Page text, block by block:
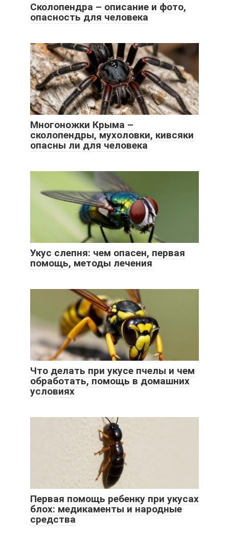
Сколопендра – описание и фото,
опасность для человека
Многоножки Крыма –
сколопендры, мухоловки, кивсяки
опасны ли для человека
Укус слепня: чем опасен, первая
помощь, методы лечения
Что делать при укусе пчелы и чем
обработать, помощь в домашних
условиях
Первая помощь ребенку при укусах
блох: медикаменты и народные
средства